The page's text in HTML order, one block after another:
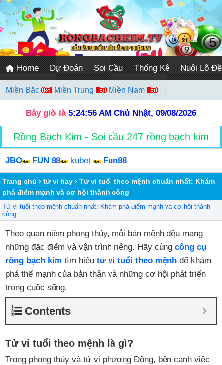
Home Dự Đoán Soi Cầu Thống Kê Nuôi Lô Đề
Miền Bắc Miền Trung Miền Nam
Bây giờ là 5:24:57 AM Chủ Nhật, 09/08/2026
Rồng Bạch Kim - Soi cầu 247 rồng bạch kim
JBO FUN 88 kubet Fun88
Trang chủ › tử vi hay › Tử vi tuổi theo mệnh chuẩn nhất: Khám
phá điểm mạnh và cơ hội thành công
Tử vi tuổi theo mệnh chuẩn nhất: Khám phá điểm mạnh và cơ hội thành
công
Theo quan niệm phong thủy, mỗi bản mệnh đều mang
những đặc điểm và vận trình riêng. Hãy cùng công cụ
rồng bạch kim tìm hiểu tử vi tuổi theo mệnh để khám
phá thế mạnh của bản thân và những cơ hội phát triển
trong cuộc sống.
Contents
Tử vi tuổi theo mệnh là gì?
Trong phong thủy và tử vi phương Đông, bên cạnh việc